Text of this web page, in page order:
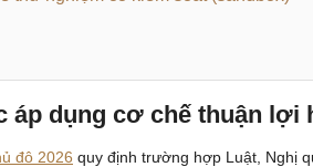
áp dụng cơ chế thuận
đô 2026 quy định trường hợp Luật, Nghị